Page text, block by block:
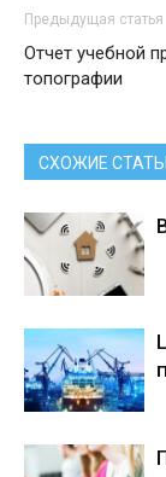
Предыдущая статья
Отчет учебной
топографии
СХОЖИЕ